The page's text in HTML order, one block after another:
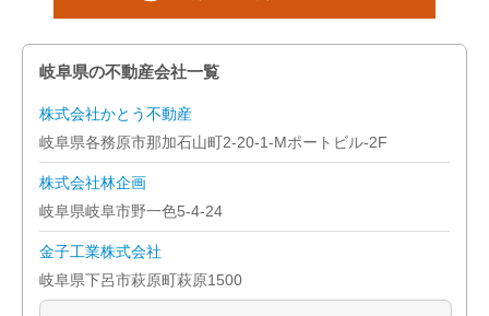
岐阜県の不動産会社一覧
株式会社かとう不動産
岐阜県各務原市那加石山町2-20-1-Mポートビル-2F
株式会社林企画
岐阜県岐阜市野一色5-4-24
金子工業株式会社
岐阜県下呂市萩原町萩原1500